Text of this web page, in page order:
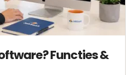
Functies &